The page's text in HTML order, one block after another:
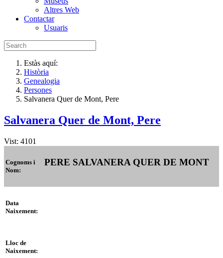
Altres Web
Contactar
Usuaris
Estàs aquí:
Història
Genealogia
Persones
Salvanera Quer de Mont, Pere
Salvanera Quer de Mont, Pere
Vist: 4101
Cognoms i
Nom:
PERE SALVANERA QUER DE MONT
Data
Naixement:
Lloc de
Naixement: